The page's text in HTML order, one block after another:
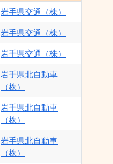
岩手県交通（株）
岩手県交通（株）
岩手県交通（株）
岩手県北自動車
（株）
岩手県北自動車
（株）
岩手県北自動車
（株）